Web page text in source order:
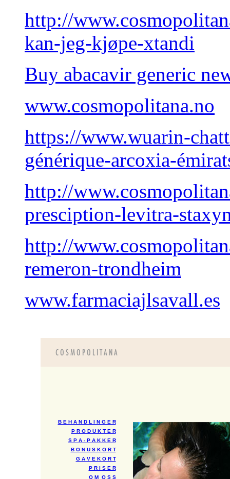
http://
kan-jeg-kjøpe-xtandi
Buy abacavir generic
www.cosmopolitana.no
https://www.wuarin-
générique-arcoxia-
http://
presciption-levitra-
http://
remeron-trondheim
www.farmaciajlsavall.es
B E H A N D L I N G E R
P R O D U K T E R
S P A - P A K K E R
B O N U S K O R T
G A V E K O R T
P R I S E R
O M O S S